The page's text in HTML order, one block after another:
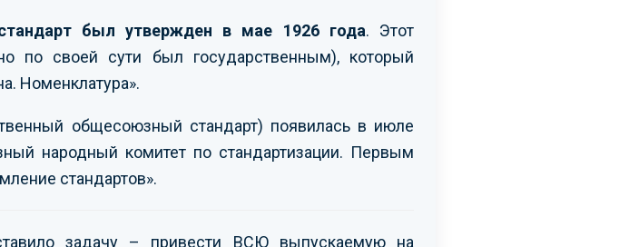
был утвержден в мае 1926 года. Этот
по своей сути был государственным), который
Номенклатура».
общесоюзный стандарт) появилась в июле
народный комитет по стандартизации. Первым
стандартов».
задачу – привести ВСЮ выпускаемую на